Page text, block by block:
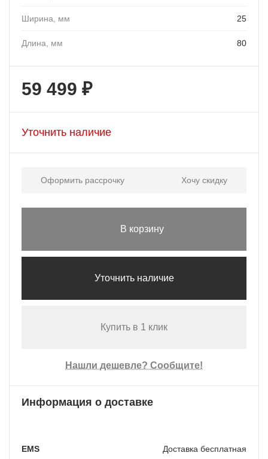
Ширина, мм 25
Длина, мм 80
59 499 ₽
Уточнить наличие
Оформить рассрочку Хочу скидку
В корзину
Уточнить наличие
Купить в 1 клик
Нашли дешевле? Сообщите!
Информация о доставке
EMS Доставка бесплатная